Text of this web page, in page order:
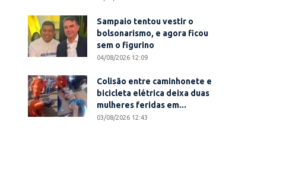
Sampaio tentou vestir o
bolsonarismo, e agora ficou
sem o figurino
04/08/2026 12:09
Colisão entre caminhonete e
bicicleta elétrica deixa duas
mulheres feridas em...
03/08/2026 12:43